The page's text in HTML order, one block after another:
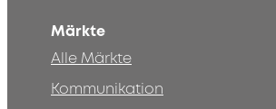
Märkte
Alle Märkte
Kommunikation